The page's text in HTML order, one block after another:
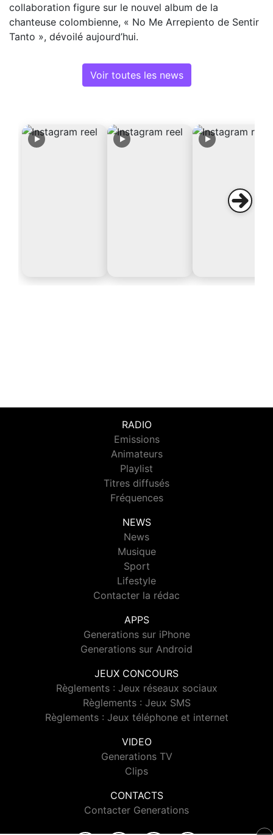
collaboration figure sur le nouvel album de la
chanteuse colombienne, « No Me Arrepiento de Sentir
Tanto », dévoilé aujourd’hui.
Voir toutes les news
RADIO
Emissions
Animateurs
Playlist
Titres diffusés
Fréquences
NEWS
News
Musique
Sport
Lifestyle
Contacter la rédac
APPS
Generations sur iPhone
Generations sur Android
JEUX CONCOURS
Règlements : Jeux réseaux sociaux
Règlements : Jeux SMS
Règlements : Jeux téléphone et internet
VIDEO
Generations TV
Clips
CONTACTS
Contacter Generations